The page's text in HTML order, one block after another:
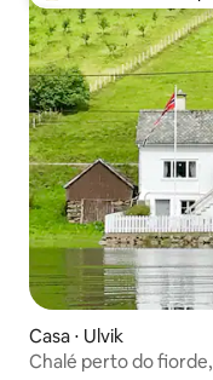
Casa ⋅ Ulvik
Chalé perto do